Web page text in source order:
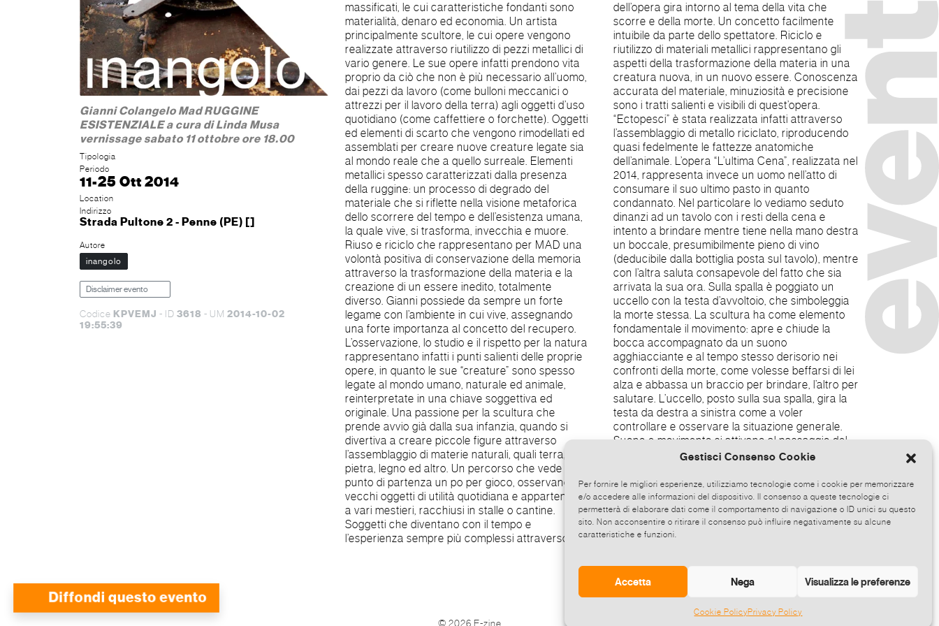
Gestisci Consenso Cookie
Per fornire le migliori esperienze, utilizziamo tecnologie come i cookie per memorizzare
e/o accedere alle informazioni del dispositivo. Il consenso a queste tecnologie ci
permetterà di elaborare dati come il comportamento di navigazione o ID unici su questo
sito. Non acconsentire o ritirare il consenso può influire negativamente su alcune
caratteristiche e funzioni.
Accetta Nega Visualizza le preferenze
Cookie PolicyPrivacy Policy
Gianni Colangelo Mad RUGGINE
ESISTENZIALE a cura di Linda Musa
vernissage sabato 11 ottobre ore 18.00
Tipologia
Periodo
11-25 Ott 2014
Location
Indirizzo
Strada Pultone 2 - Penne (PE) []
Autore
inangolo
Disclaimer evento
Codice KPVEMJ - ID 3618 - UM 2014-10-02
19:55:39
massificati, le cui caratteristiche fondanti sono
materialità, denaro ed economia. Un artista
principalmente scultore, le cui opere vengono
realizzate attraverso riutilizzo di pezzi metallici di
vario genere. Le sue opere infatti prendono vita
proprio da ciò che non è più necessario all’uomo,
dai pezzi da lavoro (come bulloni meccanici o
attrezzi per il lavoro della terra) agli oggetti d’uso
quotidiano (come caffettiere o forchette). Oggetti
ed elementi di scarto che vengono rimodellati ed
assemblati per creare nuove creature legate sia
al mondo reale che a quello surreale. Elementi
metallici spesso caratterizzati dalla presenza
della ruggine: un processo di degrado del
materiale che si riflette nella visione metaforica
dello scorrere del tempo e dell’esistenza umana,
la quale vive, si trasforma, invecchia e muore.
Riuso e riciclo che rappresentano per MAD una
volontà positiva di conservazione della memoria
attraverso la trasformazione della materia e la
creazione di un essere inedito, totalmente
diverso. Gianni possiede da sempre un forte
legame con l’ambiente in cui vive, assegnando
una forte importanza al concetto del recupero.
L’osservazione, lo studio e il rispetto per la natura
rappresentano infatti i punti salienti delle proprie
opere, in quanto le sue “creature” sono spesso
legate al mondo umano, naturale ed animale,
reinterpretate in una chiave soggettiva ed
originale. Una passione per la scultura che
prende avvio già dalla sua infanzia, quando si
divertiva a creare piccole figure attraverso
l’assemblaggio di materie naturali, quali terra,
pietra, legno ed altro. Un percorso che vede il suo
punto di partenza un po per gioco, osservando
vecchi oggetti di utilità quotidiana e appartenenti
a vari mestieri, racchiusi in stalle o cantine.
Soggetti che diventano con il tempo e
l’esperienza sempre più complessi attraverso
dell’opera gira intorno al tema della vita che
scorre e della morte. Un concetto facilmente
intuibile da parte dello spettatore. Riciclo e
riutilizzo di materiali metallici rappresentano gli
aspetti della trasformazione della materia in una
creatura nuova, in un nuovo essere. Conoscenza
accurata del materiale, minuziosità e precisione
sono i tratti salienti e visibili di quest’opera.
“Ectopesci” è stata realizzata infatti attraverso
l’assemblaggio di metallo riciclato, riproducendo
quasi fedelmente le fattezze anatomiche
dell’animale. L’opera “L’ultima Cena”, realizzata nel
2014, rappresenta invece un uomo nell’atto di
consumare il suo ultimo pasto in quanto
condannato. Nel particolare lo vediamo seduto
dinanzi ad un tavolo con i resti della cena e
intento a brindare mentre tiene nella mano destra
un boccale, presumibilmente pieno di vino
(deducibile dalla bottiglia posta sul tavolo), mentre
con l’altra saluta consapevole del fatto che sia
arrivata la sua ora. Sulla spalla è poggiato un
uccello con la testa d’avvoltoio, che simboleggia
la morte stessa. La scultura ha come elemento
fondamentale il movimento: apre e chiude la
bocca accompagnato da un suono
agghiacciante e al tempo stesso derisorio nei
confronti della morte, come volesse beffarsi di lei
alza e abbassa un braccio per brindare, l’altro per
salutare. L’uccello, posto sulla sua spalla, gira la
testa da destra a sinistra come a voler
controllare e osservare la situazione generale.
Suono e movimento si attivano al passaggio del
fruitore, attraverso un apposito sensore.
Realizzata attraverso l’assemblaggio di metalli
riciclati, con l’inserimento di parti meccaniche per
permetterne il movimento. Uno strato di
vetrificante per ruggine gli conferisce un aspetto
lucido e lo protegge, per renderlo duraturo nel
tempo.
Diffondi questo evento
© 2026 E-zine